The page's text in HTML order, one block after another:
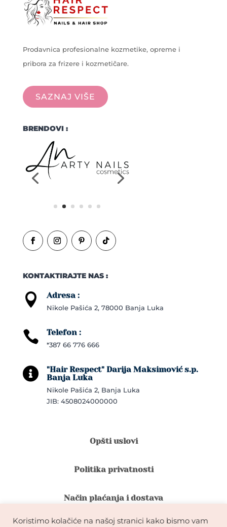
Prodavnica profesionalne kozmetike, opreme i
pribora za frizere i kozmetičare.
SAZNAJ VIŠE
BRENDOVI :
KONTAKTIRAJTE NAS :
 Adresa :
Nikole Pašića 2, 78000 Banja Luka
 Telefon :
*387 66 776 666

"Hair Respect" Darija Maksimović s.p.
Banja Luka
Nikole Pašića 2, Banja Luka
JIB: 4508024000000
Opšti uslovi
Politika privatnosti
Način plaćanja i dostava
Koristimo kolačiće na našoj stranici kako bismo vam